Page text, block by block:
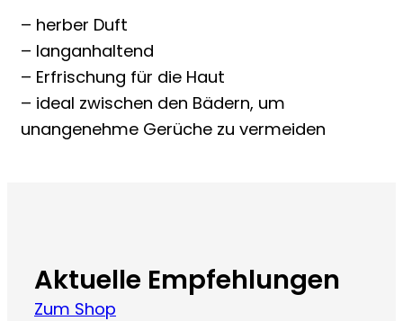
– herber Duft
– langanhaltend
– Erfrischung für die Haut
– ideal zwischen den Bädern, um
unangenehme Gerüche zu vermeiden
Aktuelle Empfehlungen
Zum Shop